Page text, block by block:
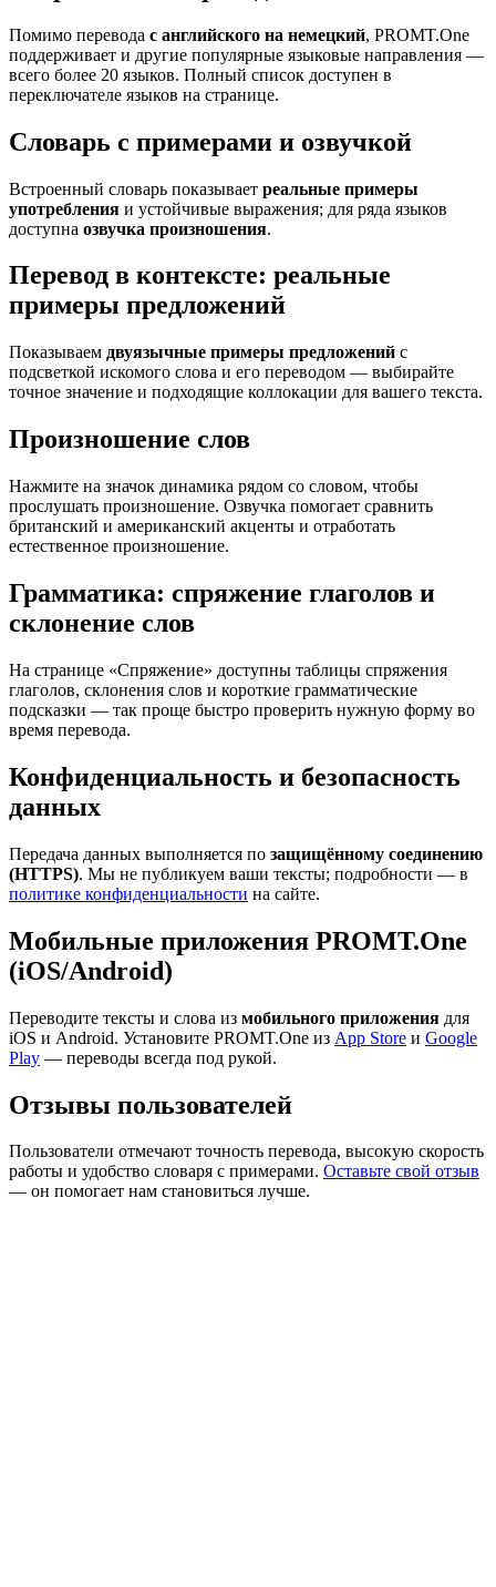
Помимо перевода с английского на немецкий, PROMT.One
поддерживает и другие популярные языковые направления —
всего более 20 языков. Полный список доступен в
переключателе языков на странице.
Словарь с примерами и озвучкой
Встроенный словарь показывает реальные примеры
употребления и устойчивые выражения; для ряда языков
доступна озвучка произношения.
Перевод в контексте: реальные
примеры предложений
Показываем двуязычные примеры предложений с
подсветкой искомого слова и его переводом — выбирайте
точное значение и подходящие коллокации для вашего текста.
Произношение слов
Нажмите на значок динамика рядом со словом, чтобы
прослушать произношение. Озвучка помогает сравнить
британский и американский акценты и отработать
естественное произношение.
Грамматика: спряжение глаголов и
склонение слов
На странице «Спряжение» доступны таблицы спряжения
глаголов, склонения слов и короткие грамматические
подсказки — так проще быстро проверить нужную форму во
время перевода.
Конфиденциальность и безопасность
данных
Передача данных выполняется по защищённому соединению
(HTTPS). Мы не публикуем ваши тексты; подробности — в
политике конфиденциальности на сайте.
Мобильные приложения PROMT.One
(iOS/Android)
Переводите тексты и слова из мобильного приложения для
iOS и Android. Установите PROMT.One из App Store и Google
Play — переводы всегда под рукой.
Отзывы пользователей
Пользователи отмечают точность перевода, высокую скорость
работы и удобство словаря с примерами. Оставьте свой отзыв
— он помогает нам становиться лучше.